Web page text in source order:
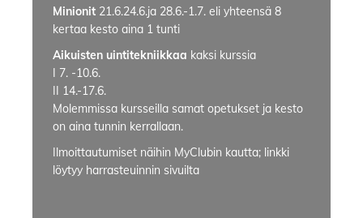
Minionit 21.6.24.6.ja 28.6.-1.7. eli yhteensä 8
kertaa kesto aina 1 tunti
Aikuisten uintitekniikkaa kaksi kurssia
I 7. -10.6.
II 14.-17.6.
Molemmissa kursseilla samat opetukset ja kesto
on aina tunnin kerrallaan.
Ilmoittautumiset näihin MyClubin kautta; linkki
löytyy harrasteuinnin sivuilta